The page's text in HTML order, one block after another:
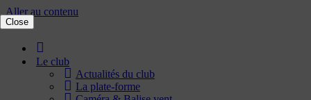
Aller au contenu
Le club
Actualités du club
La plate-forme
Close